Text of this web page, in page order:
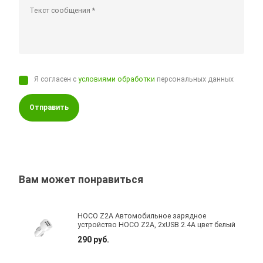
Я согласен сусловиями обработки персональных данных
Отправить
Вам может понравиться
HOCO Z2A Автомобильное зарядное
устройство HOCO Z2A, 2xUSB 2.4A цвет белый
290 руб.